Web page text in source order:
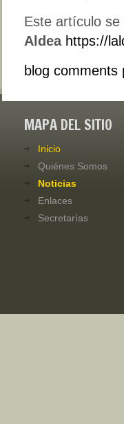
Este artículo se
Aldea https://
blog comments
MAPA DEL SITIO
Inicio
Quiénes Somos
Noticias
Enlaces
Secretarías